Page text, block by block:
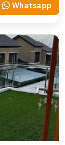
Whatsapp